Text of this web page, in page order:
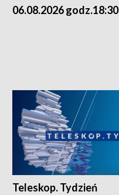
06.08.2026 godz.18:30
Teleskop. Tydzień